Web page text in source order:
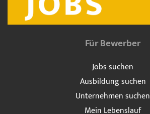
Für Bewerber
Jobs suchen
Ausbildung suchen
Unternehmen suchen
Mein Lebenslauf